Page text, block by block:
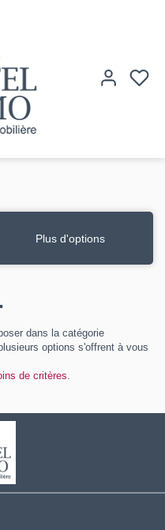
Plus d'options
dans la catégorie
options s'offrent à vous
de critères.